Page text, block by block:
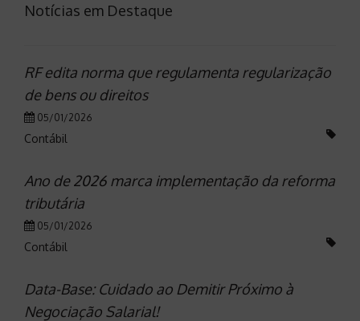
Notícias em Destaque
RF edita norma que regulamenta regularização
de bens ou direitos
05/01/2026
Contábil
Ano de 2026 marca implementação da reforma
tributária
05/01/2026
Contábil
Data-Base: Cuidado ao Demitir Próximo à
Negociação Salarial!